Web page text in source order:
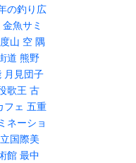
の釣り広
金魚サミ
山 空 隅
道 熊野
月見団子
歌王 古
フェ 五重
ネーショ
国際美
館 最中